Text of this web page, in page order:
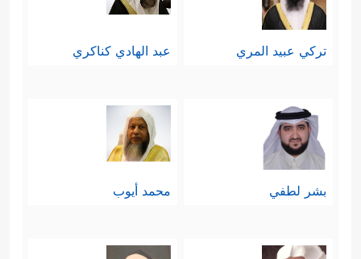
تركي عبيد المري عبد الهادي كناكري
بشر لطفي محمد أيوب